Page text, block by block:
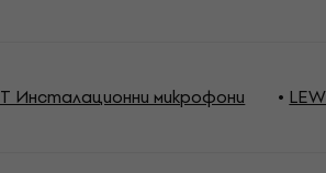
Инсталационни микрофони